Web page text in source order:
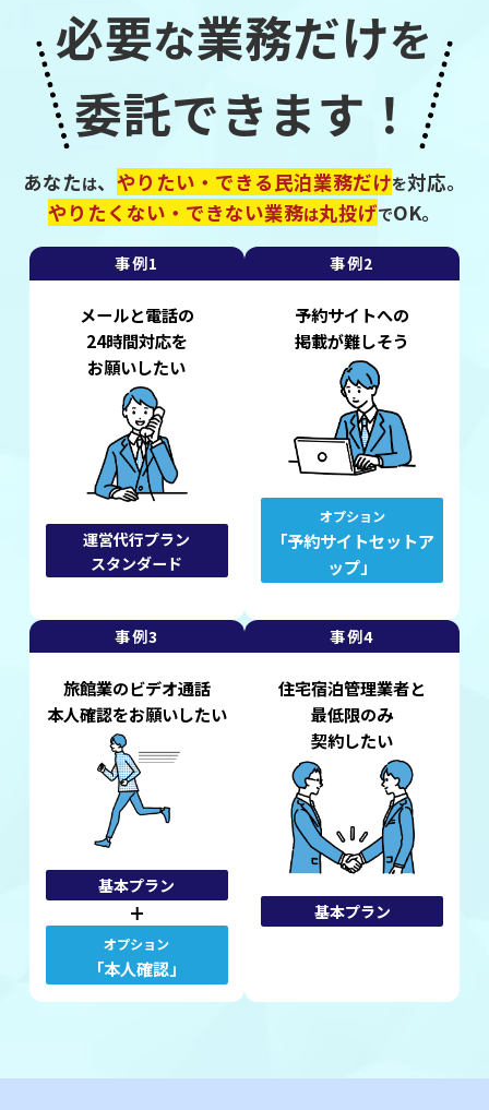
必要な業務だけを
委託できます！
あなたは、 やりたい・できる民泊業務だけを対応。
やりたくない・できない業務は丸投げでOK。
事例1
メールと電話の
24時間対応を
お願いしたい
運営代行プラン
スタンダード
事例2
予約サイトへの
掲載が難しそう
オプション
「予約サイトセットア
ップ」
事例3
旅館業のビデオ通話
本人確認をお願いしたい
基本プラン
オプション
「本人確認」
事例4
住宅宿泊管理業者と
最低限のみ
契約したい
基本プラン